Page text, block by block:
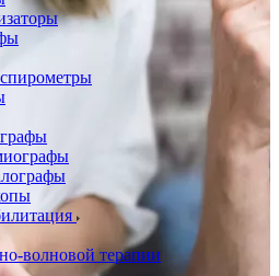
волновой терапии